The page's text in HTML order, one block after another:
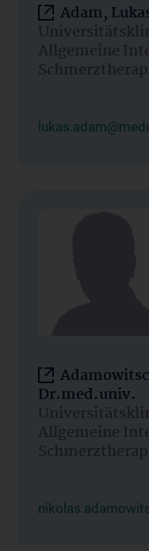
Adam,
Allgemeine
Dr.med.univ.
Allgemeine